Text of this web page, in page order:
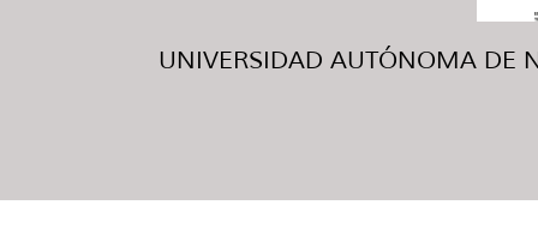
UNIVERSIDAD AUTÓNOMA DE